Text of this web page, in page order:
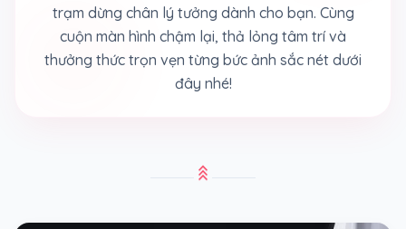
trạm dừng chân lý tưởng dành cho bạn. Cùng
cuộn màn hình chậm lại, thả lỏng tâm trí và
thưởng thức trọn vẹn từng bức ảnh sắc nét dưới
đây nhé!
stat_3